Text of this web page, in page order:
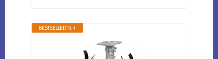
BESTSELLER N. 4